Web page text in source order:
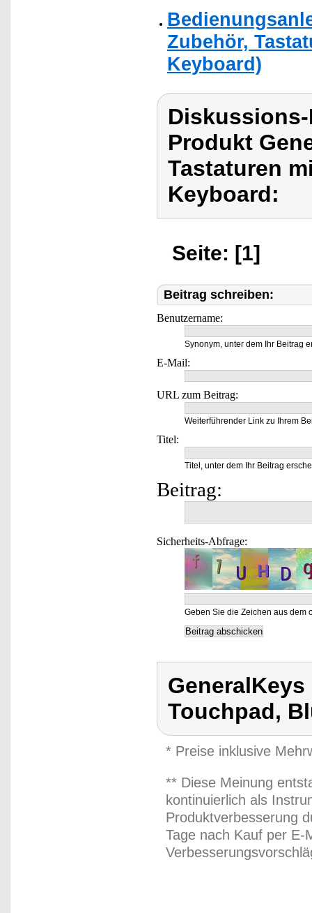
Zubehör,
Keyboard)
Produkt
Tastaturen
Keyboard:
Seite: [1]
Beitrag schreiben:
Benutzername:
Synonym, unter dem Ihr Beitrag
E-Mail:
URL zum Beitrag:
Weiterführender Link zu Ihrem
Titel:
Titel, unter dem Ihr Beitrag
Beitrag:
Sicherheits-Abfrage:
Geben Sie die Zeichen aus dem
Touchpad,
* Preise inklusive
** Diese Meinung
kontinuierlich als
Produktverbesserung
Tage nach Kauf per E-